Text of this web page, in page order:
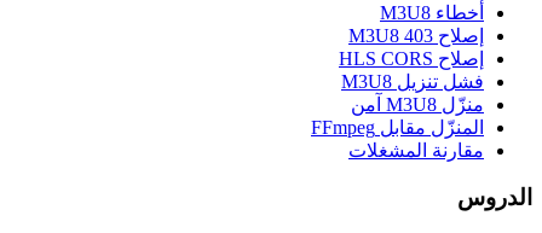
أخطاء M3U8
إصلاح M3U8 403
إصلاح HLS CORS
فشل تنزيل M3U8
منزّل M3U8 آمن
المنزّل مقابل FFmpeg
مقارنة المشغلات
الدروس